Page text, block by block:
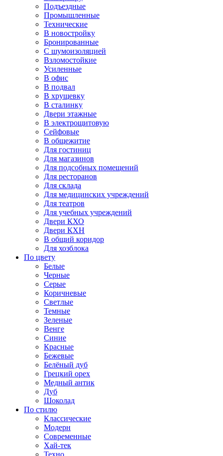
Подъездные
Промышленные
Технические
В новостройку
Бронированные
С шумоизоляцией
Взломостойкие
Усиленные
В офис
В подвал
В хрущевку
В сталинку
Двери этажные
В электрощитовую
Сейфовые
В общежитие
Для гостиниц
Для магазинов
Для подсобных помещений
Для ресторанов
Для склада
Для медицинских учреждений
Для театров
Для учебных учреждений
Двери КХО
Двери КХН
В общий коридор
Для хозблока
По цвету
Белые
Черные
Серые
Коричневые
Светлые
Темные
Зеленые
Венге
Синие
Красные
Бежевые
Белёный дуб
Грецкий орех
Медный антик
Дуб
Шоколад
По стилю
Классические
Модерн
Современные
Хай-тек